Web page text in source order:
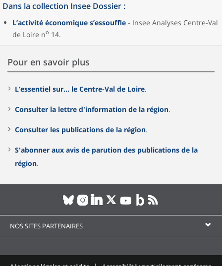
Dans la collection Insee Dossier :
L’activité économique s’essouffle - Insee Analyses Centre-Val
de Loire no 14.
Pour en savoir plus
L’essentiel sur… le Centre-Val de Loire.
Consulter la lettre d'information de la région.
Consulter les publications de la région.
S'abonner aux avis de parution des publications de la
région.
NOS SITES PARTENAIRES